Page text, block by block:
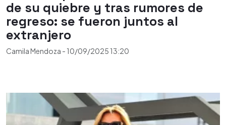
de su quiebre y tras rumores de
regreso: se fueron juntos al
extranjero
Camila Mendoza - 10/09/2025 13:20